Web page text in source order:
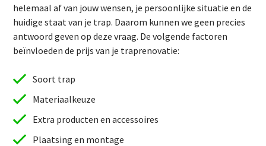
helemaal af van jouw wensen, je persoonlijke situatie en de
huidige staat van je trap. Daarom kunnen we geen precies
antwoord geven op deze vraag. De volgende factoren
beïnvloeden de prijs van je traprenovatie:
Soort trap
Materiaalkeuze
Extra producten en accessoires
Plaatsing en montage